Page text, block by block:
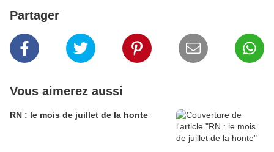
Partager
Vous aimerez aussi
RN : le mois de juillet de la honte